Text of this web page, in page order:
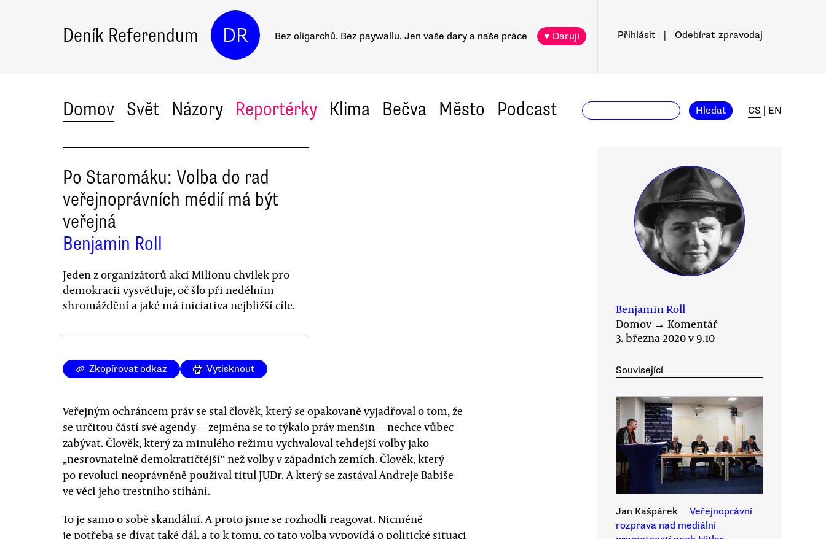
Deník Referendum DR Bez oligarchů. Bez paywallu. Jen vaše dary a naše práce ♥ Daruji Přihlásit Odebírat zpravodaj
Domov Svět Názory Reportérky Klima Bečva Město Podcast Hledat CS EN
Po Staromáku: Volba do rad
veřejnoprávních médií má být
veřejná
Benjamin Roll
Jeden z organizátorů akcí Milionu chvilek pro
demokracii vysvětluje, oč šlo při nedělním
shromáždění a jaké má iniciativa nejbližší cíle.
Zkopírovat odkaz Vytisknout
Veřejným ochráncem práv se stal člověk, který se opakovaně vyjadřoval o tom, že
se určitou částí své agendy — zejména se to týkalo práv menšin — nechce vůbec
zabývat. Člověk, který za minulého režimu vychvaloval tehdejší volby jako
„nesrovnatelně demokratičtější“ než volby v západních zemích. Člověk, který
po revoluci neoprávněně používal titul JUDr. A který se zastával Andreje Babiše
ve věci jeho trestního stíhání.
To je samo o sobě skandální. A proto jsme se rozhodli reagovat. Nicméně
je potřeba se dívat také dál, a to k tomu, co tato volba vypovídá o politické situaci
Benjamin Roll
Domov → Komentář
3. března 2020 v 9.10
Související
Jan Kašpárek
Veřejnoprávní
rozprava nad mediální